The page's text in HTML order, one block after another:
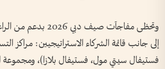
وتحظى مفاجآت صيف
إلى جانب قائمة الشركاء الاستراتيجيين: مراكز
فستيفال سيتي مول، فستيفال بلازا)، ومجموعة